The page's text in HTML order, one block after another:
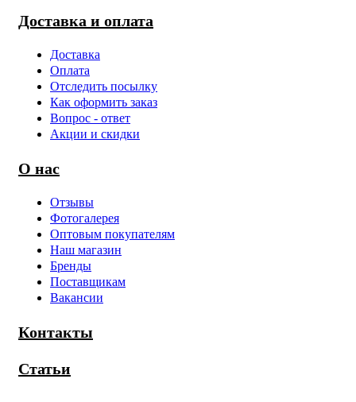
Доставка и оплата
Доставка
Оплата
Отследить посылку
Как оформить заказ
Вопрос - ответ
Акции и скидки
О нас
Отзывы
Фотогалерея
Оптовым покупателям
Наш магазин
Бренды
Поставщикам
Вакансии
Контакты
Статьи